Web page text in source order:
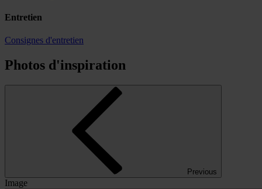
Entretien
Consignes d'entretien
Photos d'inspiration
Previous
Image